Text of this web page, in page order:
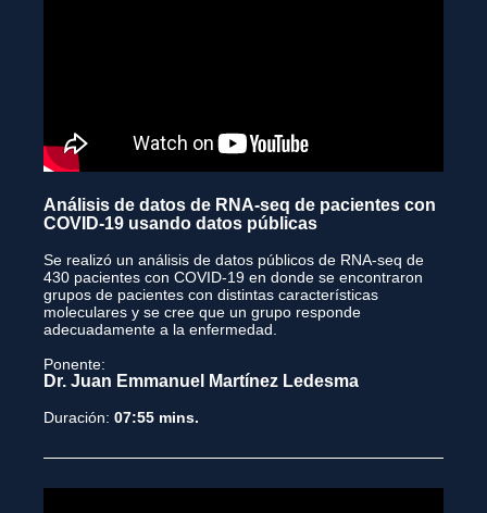
Análisis de datos de RNA-seq de pacientes con
COVID-19 usando datos públicas
Se realizó un análisis de datos públicos de RNA-seq de
430 pacientes con COVID-19 en donde se encontraron
grupos de pacientes con distintas características
moleculares y se cree que un grupo responde
adecuadamente a la enfermedad.
Ponente:
Dr. Juan Emmanuel Martínez Ledesma
Duración: 07:55 mins.